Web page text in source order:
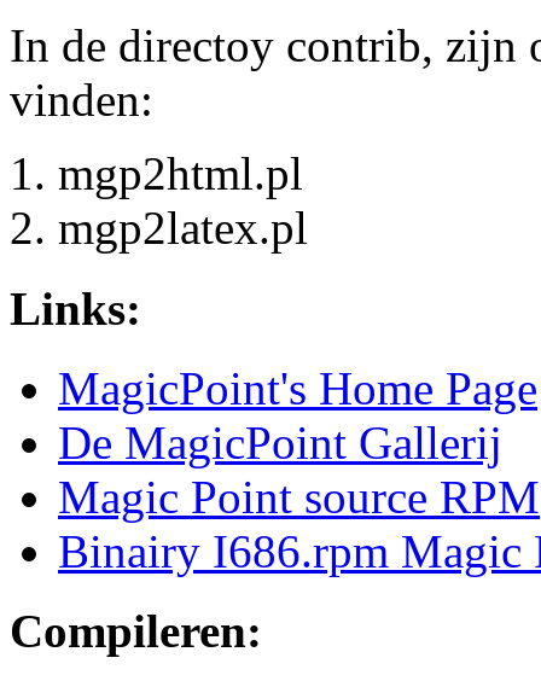
In de directoy contrib, zijn
vinden:
mgp2html.pl
mgp2latex.pl
Links:
MagicPoint's Home Page
De MagicPoint Gallerij
Magic Point source RPM
Binairy I686.rpm Magic
Compileren: